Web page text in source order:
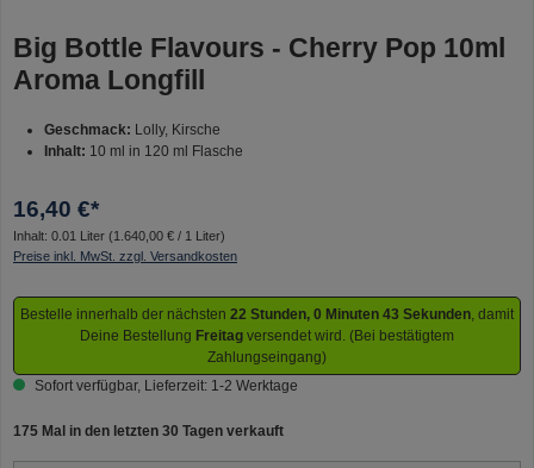
Big Bottle Flavours - Cherry Pop 10ml
Aroma Longfill
Geschmack: Lolly, Kirsche
Inhalt: 10 ml in 120 ml Flasche
16,40 €*
Inhalt: 0.01 Liter (1.640,00 € / 1 Liter)
Preise inkl. MwSt. zzgl. Versandkosten
Bestelle innerhalb der nächsten 22 Stunden, 0 Minuten 43 Sekunden, damit
Deine Bestellung Freitag versendet wird. (Bei bestätigtem
Zahlungseingang)
Sofort verfügbar, Lieferzeit: 1-2 Werktage
175 Mal in den letzten 30 Tagen verkauft